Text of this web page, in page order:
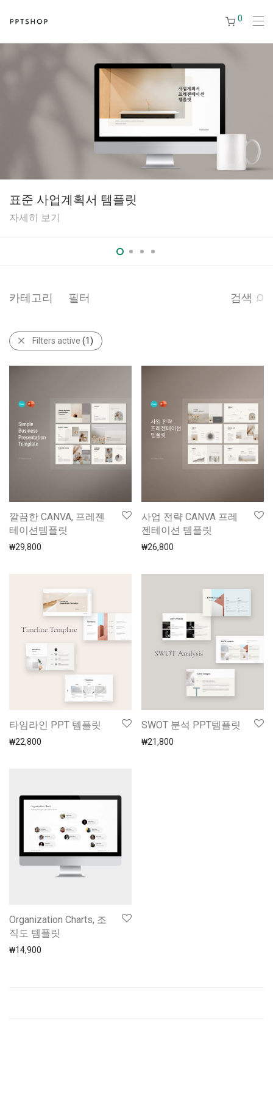
0
표준 사업계획서 템플릿
자세히 보기
카테고리 필터 검색
Filters active (1)
깔끔한 CANVA, 프레젠
테이션템플릿
₩29,800
사업 전략 CANVA 프레
젠테이션 템플릿
₩26,800
타임라인 PPT 템플릿
₩22,800
SWOT 분석 PPT템플릿
₩21,800
Organization Charts, 조
직도 템플릿
₩14,900